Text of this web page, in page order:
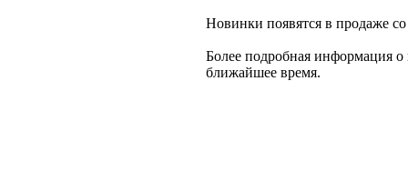
Новинки появятся в продаже со
Более подробная информация
ближайшее время.